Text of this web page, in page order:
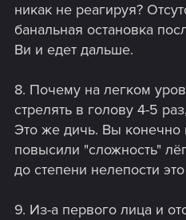
никак не реагируя?
банальная остановка
Ви и едет дальше.
8. Почему на легком
стрелять в голову 4-5
Это же дичь. Вы конечно
повысили "сложность"
до степени нелепости
9. Из-а первого лица и